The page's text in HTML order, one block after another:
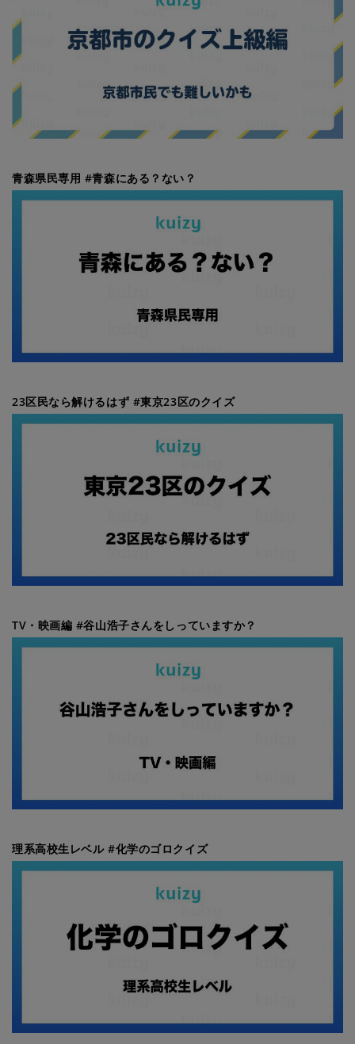
青森県民専用 #青森にある？ない？
23区民なら解けるはず #東京23区のクイズ
TV・映画編 #谷山浩子さんをしっていますか？
理系高校生レベル #化学のゴロクイズ